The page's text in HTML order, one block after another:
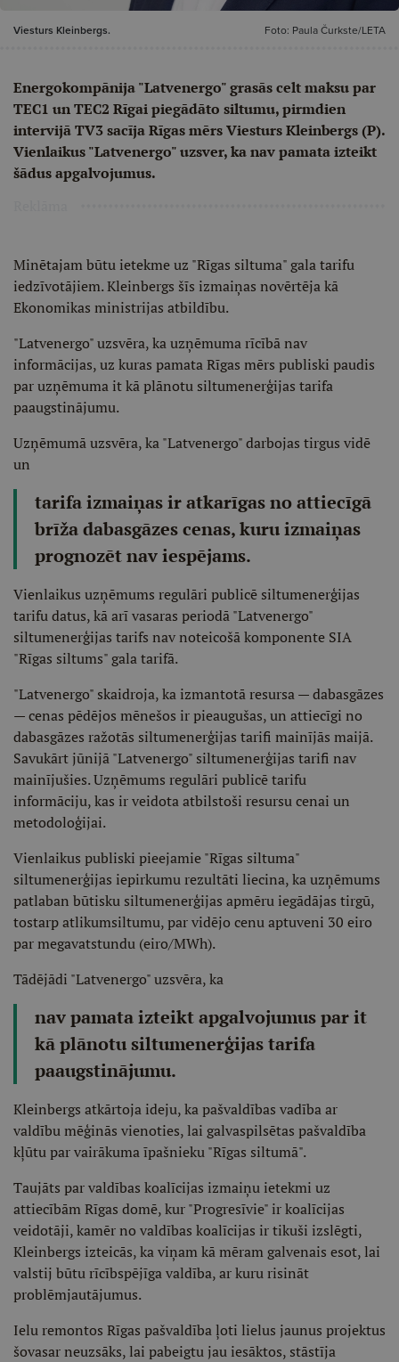
Viesturs Kleinbergs. Foto: Paula Čurkste/LETA
Energokompānija "Latvenergo" grasās celt maksu par
TEC1 un TEC2 Rīgai piegādāto siltumu, pirmdien
intervijā TV3 sacīja Rīgas mērs Viesturs Kleinbergs (P).
Vienlaikus "Latvenergo" uzsver, ka nav pamata izteikt
šādus apgalvojumus.
Minētajam būtu ietekme uz "Rīgas siltuma" gala tarifu
iedzīvotājiem. Kleinbergs šīs izmaiņas novērtēja kā
Ekonomikas ministrijas atbildību.
"Latvenergo" uzsvēra, ka uzņēmuma rīcībā nav
informācijas, uz kuras pamata Rīgas mērs publiski paudis
par uzņēmuma it kā plānotu siltumenerģijas tarifa
paaugstinājumu.
Uzņēmumā uzsvēra, ka "Latvenergo" darbojas tirgus vidē
un
tarifa izmaiņas ir atkarīgas no attiecīgā
brīža dabasgāzes cenas, kuru izmaiņas
prognozēt nav iespējams.
Vienlaikus uzņēmums regulāri publicē siltumenerģijas
tarifu datus, kā arī vasaras periodā "Latvenergo"
siltumenerģijas tarifs nav noteicošā komponente SIA
"Rīgas siltums" gala tarifā.
"Latvenergo" skaidroja, ka izmantotā resursa — dabasgāzes
— cenas pēdējos mēnešos ir pieaugušas, un attiecīgi no
dabasgāzes ražotās siltumenerģijas tarifi mainījās maijā.
Savukārt jūnijā "Latvenergo" siltumenerģijas tarifi nav
mainījušies. Uzņēmums regulāri publicē tarifu
informāciju, kas ir veidota atbilstoši resursu cenai un
metodoloģijai.
Vienlaikus publiski pieejamie "Rīgas siltuma"
siltumenerģijas iepirkumu rezultāti liecina, ka uzņēmums
patlaban būtisku siltumenerģijas apmēru iegādājas tirgū,
tostarp atlikumsiltumu, par vidējo cenu aptuveni 30 eiro
par megavatstundu (eiro/MWh).
Tādējādi "Latvenergo" uzsvēra, ka
nav pamata izteikt apgalvojumus par it
kā plānotu siltumenerģijas tarifa
paaugstinājumu.
Kleinbergs atkārtoja ideju, ka pašvaldības vadība ar
valdību mēģinās vienoties, lai galvaspilsētas pašvaldība
kļūtu par vairākuma īpašnieku "Rīgas siltumā".
Taujāts par valdības koalīcijas izmaiņu ietekmi uz
attiecībām Rīgas domē, kur "Progresīvie" ir koalīcijas
veidotāji, kamēr no valdības koalīcijas ir tikuši izslēgti,
Kleinbergs izteicās, ka viņam kā mēram galvenais esot, lai
valstij būtu rīcībspējīga valdība, ar kuru risināt
problēmjautājumus.
Ielu remontos Rīgas pašvaldība ļoti lielus jaunus projektus
šovasar neuzsāks, lai pabeigtu jau iesāktos, stāstīja